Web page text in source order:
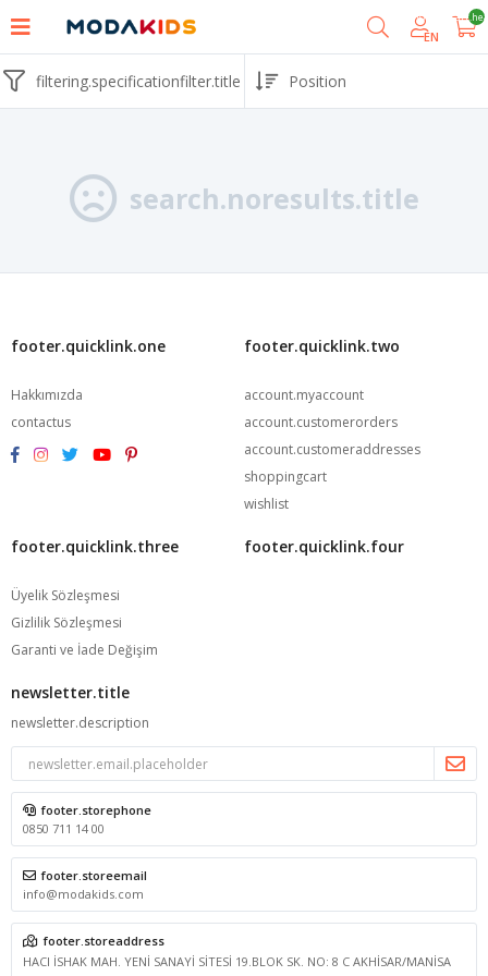
EN
filtering.specificationfilter.title
search.noresults.title
footer.quicklink.one
Hakkımızda
contactus
footer.quicklink.two
account.myaccount
account.customerorders
account.customeraddresses
shoppingcart
wishlist
footer.quicklink.three
Üyelik Sözleşmesi
Gizlilik Sözleşmesi
Garanti ve İade Değişim
footer.quicklink.four
newsletter.title
newsletter.description
footer.storephone
0850 711 14 00
footer.storeemail
info@modakids.com
footer.storeaddress
HACI İSHAK MAH. YENİ SANAYİ SİTESİ 19.BLOK SK. NO: 8 C AKHİSAR/MANİSA